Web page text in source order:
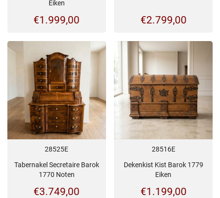
Eiken
€1.999,00 €2.799,00
28525E
Tabernakel Secretaire Barok
1770 Noten
€3.749,00
28516E
Dekenkist Kist Barok 1779
Eiken
€1.199,00